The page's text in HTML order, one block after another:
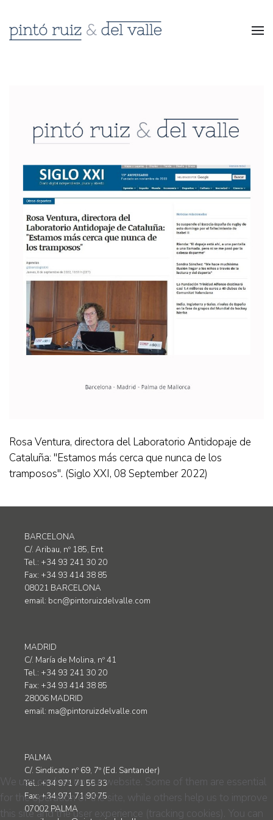
Rosa Ventura, directora del Laboratorio Antidopaje de
Cataluña: "Estamos más cerca que nunca de los
tramposos". (Siglo XXI, 08 September 2022)
BARCELONA
C/. Aribau, nº 185, Ent
Tel.: +34 93 241 30 20
Fax: +34 93 414 38 85
08021 BARCELONA
email: bcn@pintoruizdelvalle.com
MADRID
C/. María de Molina, nº 41
Tel.: +34 93 241 30 20
Fax: +34 93 414 38 85
28006 MADRID
email: ma@pintoruizdelvalle.com
PALMA
C/. Sindicato nº 69, 7º (Ed. Santander)
Tel.: +34 971 71 55 33
Fax: +34 971 71 90 75
07002 PALMA
We use cookies on our website. Some of them are essential
for the operation of the site, while others help us to improve
this site and the user experience (tracking cookies). You can